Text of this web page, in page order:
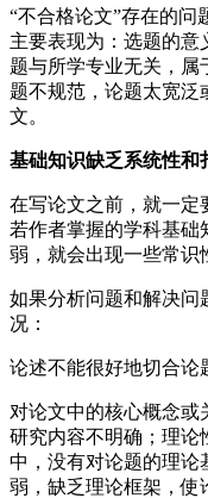
“不合格论文”存在的问
主要表现为：选题的
题与所学专业无关，属
题不规范，论题太宽泛
文。
基础知识缺乏系统性和
在写论文之前，就一定
若作者掌握的学科基
弱，就会出现一些常识
如果分析问题和解决问
况：
论述不能很好地切合论
对论文中的核心概念
研究内容不明确；理论
中，没有对论题的理论
弱，缺乏理论框架，使